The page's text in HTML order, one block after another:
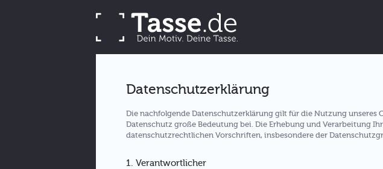
Datenschutzerklärung
Die nachfolgende Datenschutzerklärung gilt für die Nutzung unseres
Datenschutz große Bedeutung bei. Die Erhebung und Verarbeitung
datenschutzrechtlichen Vorschriften, insbesondere der
1. Verantwortlicher